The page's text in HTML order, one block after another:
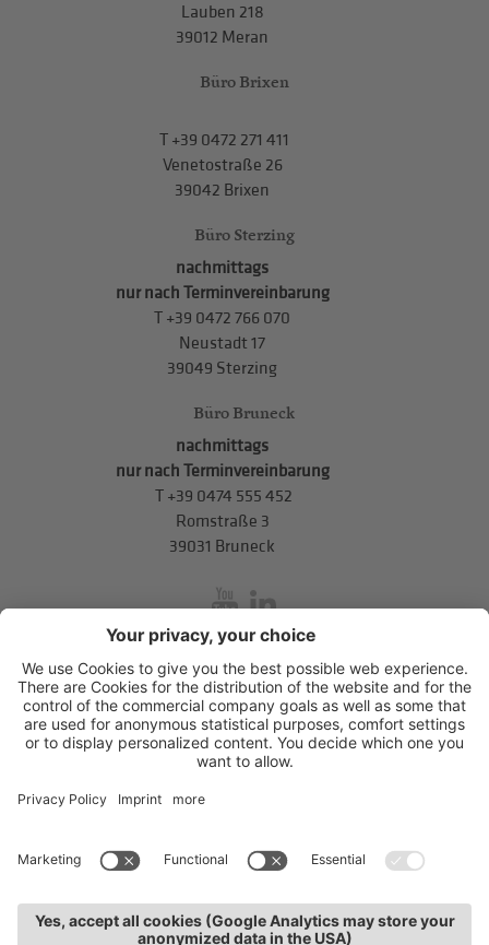
Lauben 218
39012 Meran
Büro Brixen
T+39 0472 271 411
Venetostraße 26
39042 Brixen
Büro Sterzing
nachmittags
nur nach Terminvereinbarung
T +39 0472 766 070
Neustadt 17
39049 Sterzing
Büro Bruneck
nachmittags
nur nach Terminvereinbarung
T +39 0474 555 452
Romstraße 3
39031 Bruneck
inService
Mitterweg 5, Bozner Boden,I-39100Bozen.T+39 0471 310
311. info@hds-bz.it
Impressum
Datenschutzerklärung